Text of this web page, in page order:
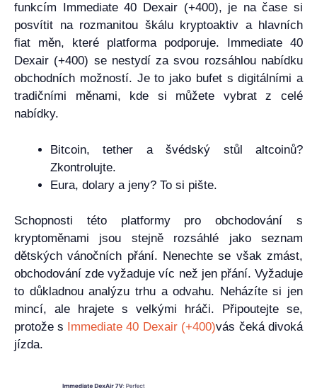
funkcím Immediate 40 Dexair (+400), je na čase si
posvítit na rozmanitou škálu kryptoaktiv a hlavních
fiat měn, které platforma podporuje. Immediate 40
Dexair (+400) se nestydí za svou rozsáhlou nabídku
obchodních možností. Je to jako bufet s digitálními a
tradičními měnami, kde si můžete vybrat z celé
nabídky.
Bitcoin, tether a švédský stůl altcoinů?
Zkontrolujte.
Eura, dolary a jeny? To si pište.
Schopnosti této platformy pro obchodování s
kryptoměnami jsou stejně rozsáhlé jako seznam
dětských vánočních přání. Nenechte se však zmást,
obchodování zde vyžaduje víc než jen přání. Vyžaduje
to důkladnou analýzu trhu a odvahu. Neházíte si jen
mincí, ale hrajete s velkými hráči. Připoutejte se,
protože s Immediate 40 Dexair (+400)vás čeká divoká
jízda.